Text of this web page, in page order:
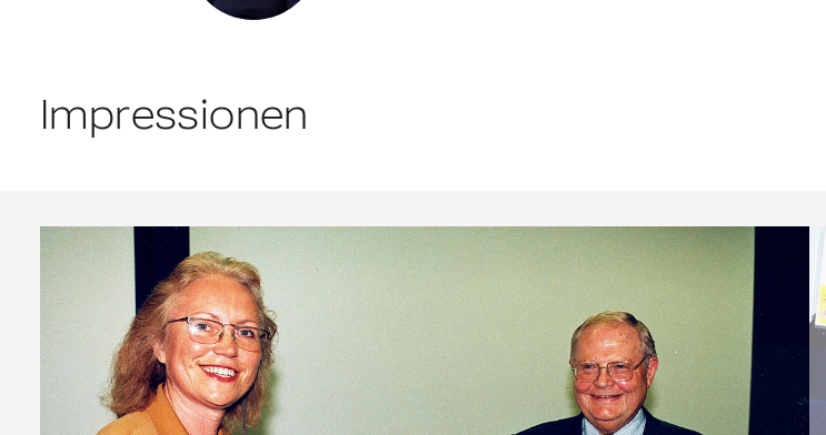
Impressionen